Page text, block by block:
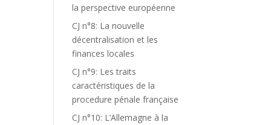
la perspective européenne
CJ n°8: La nouvelle
décentralisation et les
finances locales
CJ n°9: Les traits
caractéristiques de la
procedure pénale française
CJ n°10: L’Allemagne à la